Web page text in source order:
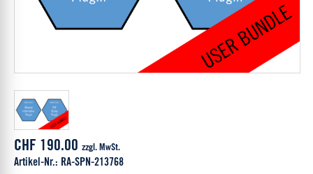
CHF 190.00 zzgl. MwSt.
Artikel-Nr.: RA-SPN-213768